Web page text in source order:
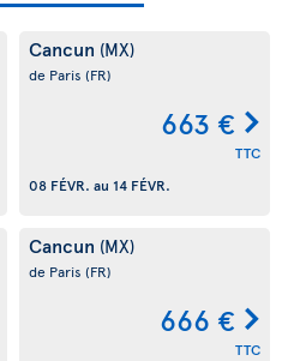
Cancun (MX)
de Paris (FR)
663 €
TTC
08 FÉVR. au 14 FÉVR.
Cancun (MX)
de Paris (FR)
666 €
TTC